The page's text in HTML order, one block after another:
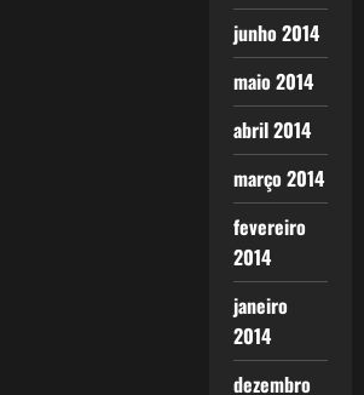
junho 2014
maio 2014
abril 2014
março 2014
fevereiro
2014
janeiro
2014
dezembro